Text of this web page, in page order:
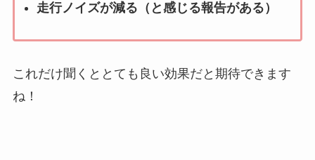
走行ノイズが減る（と感じる報告がある）
これだけ聞くととても良い効果だと期待できます
ね！